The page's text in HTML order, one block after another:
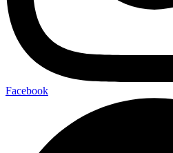
Facebook